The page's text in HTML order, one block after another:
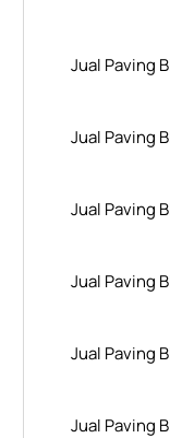
Jual Paving
Jual Paving
Jual Paving
Jual Paving
Jual Paving
Jual Paving